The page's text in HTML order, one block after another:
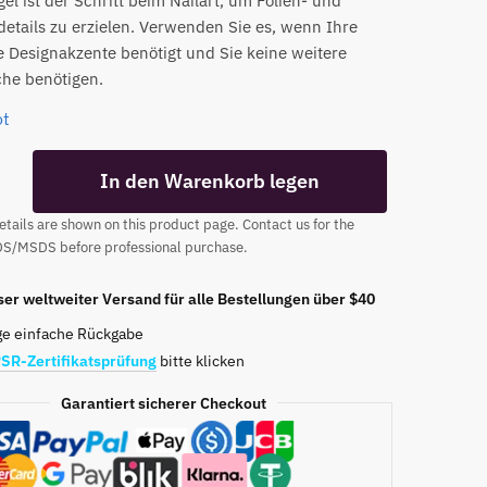
zu erzielen. Verwenden Sie es, wenn Ihre
Designakzente benötigt und Sie keine weitere
benötigen.
In den Warenkorb legen
are shown on this product page. Contact us for the
MSDS before professional purchase.
weltweiter Versand für alle Bestellungen über $40
einfache Rückgabe
Zertifikatsprüfung bitte klicken
Garantiert sicherer Checkout